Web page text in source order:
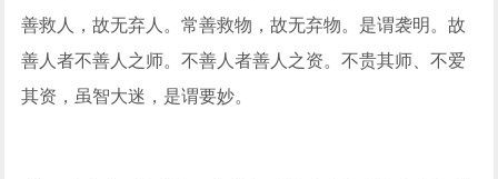
善救人，故无弃人。常善救物，故无弃物。是谓袭明。故
善人者不善人之师。不善人者善人之资。不贵其师、不爱
其资，虽智大迷，是谓要妙。